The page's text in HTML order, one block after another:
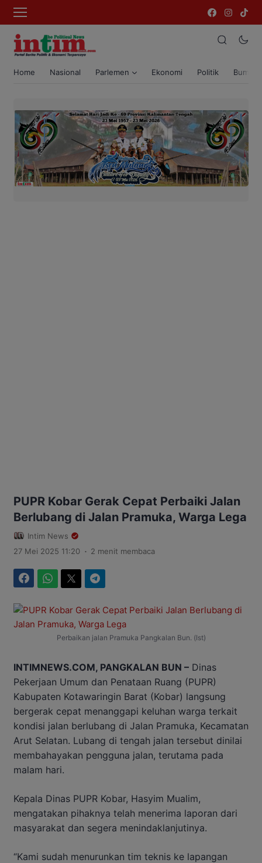
Home Nasional Parlemen Ekonomi Politik Bumi
PUPR Kobar Gerak Cepat Perbaiki Jalan
Berlubang di Jalan Pramuka, Warga Lega
Intim News
27 Mei 2025 11:20 . 2 menit membaca
Perbaikan jalan Pramuka Pangkalan Bun. (Ist)
INTIMNEWS.COM, PANGKALAN BUN – Dinas
Pekerjaan Umum dan Penataan Ruang (PUPR)
Kabupaten Kotawaringin Barat (Kobar) langsung
bergerak cepat menanggapi keluhan warga terkait
kondisi jalan berlubang di Jalan Pramuka, Kecamatan
Arut Selatan. Lubang di tengah jalan tersebut dinilai
membahayakan pengguna jalan, terutama pada
malam hari.
Kepala Dinas PUPR Kobar, Hasyim Mualim,
mengatakan pihaknya telah menerima laporan dari
masyarakat dan segera menindaklanjutinya.
“Kami sudah menurunkan tim teknis ke lapangan